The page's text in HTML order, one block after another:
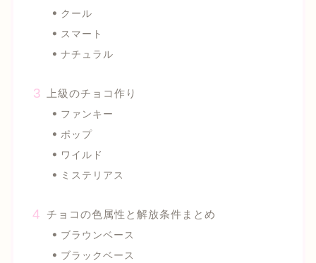
クール
スマート
ナチュラル
上級のチョコ作り
ファンキー
ポップ
ワイルド
ミステリアス
チョコの色属性と解放条件まとめ
ブラウンベース
ブラックベース